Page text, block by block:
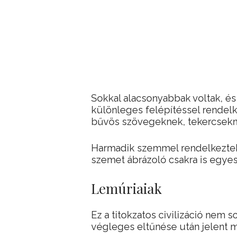
Sokkal alacsonyabbak voltak,
különleges felépítéssel
bűvös szövegeknek,
Harmadik szemmel
szemet ábrázoló csakra is
Lemúriaiak
Ez a titokzatos civilizáció nem
végleges eltűnése után jelent